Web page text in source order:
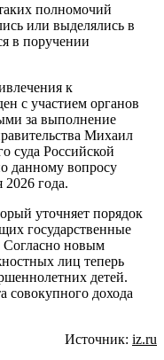
полномочий
или выделялись в
в поручении
к
с участием органов
за выполнение
Михаил
суда Российской
данному вопросу
2026 года.
уточняет порядок
государственные
Согласно новым
лиц теперь
детей.
совокупного дохода
Источник: iz.ru